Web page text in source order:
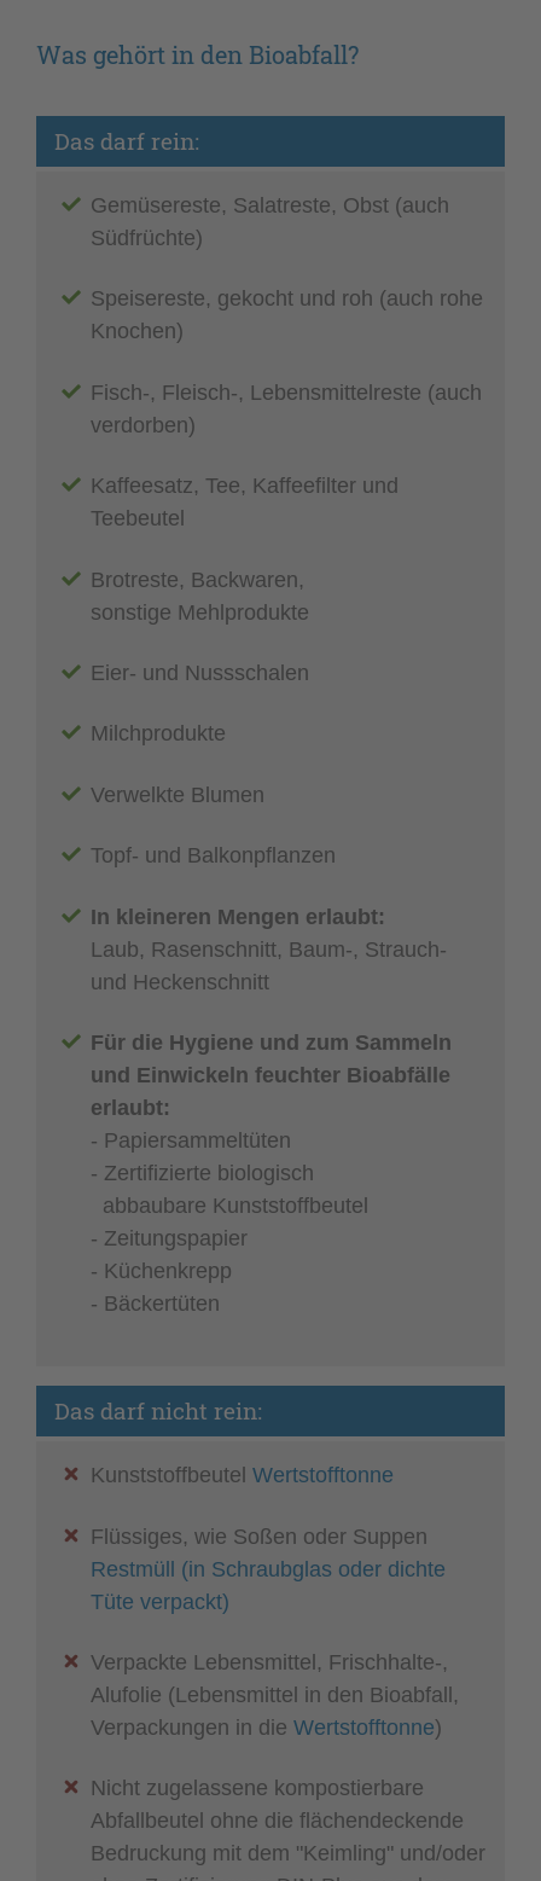
Was gehört in den Bioabfall?
Das darf rein:
Gemüsereste, Salatreste, Obst (auch
Südfrüchte)
Speisereste, gekocht und roh (auch rohe
Knochen)
Fisch-, Fleisch-, Lebensmittelreste (auch
verdorben)
Kaffeesatz, Tee, Kaffeefilter und
Teebeutel
Brotreste, Backwaren,
sonstige Mehlprodukte
Eier- und Nussschalen
Milchprodukte
Verwelkte Blumen
Topf- und Balkonpflanzen
In kleineren Mengen erlaubt:
Laub, Rasenschnitt, Baum-, Strauch-
und Heckenschnitt
Für die Hygiene und zum Sammeln
und Einwickeln feuchter Bioabfälle
erlaubt:
- Papiersammeltüten
- Zertifizierte biologisch
abbaubare Kunststoffbeutel
- Zeitungspapier
- Küchenkrepp
- Bäckertüten
Das darf nicht rein:
KunststoffbeutelWertstofftonne
Flüssiges, wie Soßen oder Suppen
Restmüll (in Schraubglas oder dichte
Tüte verpackt)
Verpackte Lebensmittel, Frischhalte-,
Alufolie (Lebensmittel in den Bioabfall,
Verpackungen in dieWertstofftonne)
Nicht zugelassene kompostierbare
Abfallbeutel ohne die flächendeckende
Bedruckung mit dem "Keimling" und/oder